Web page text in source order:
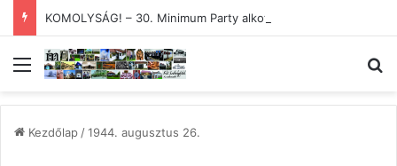
Menü
Kezdőlap/1944. augusztus 26.